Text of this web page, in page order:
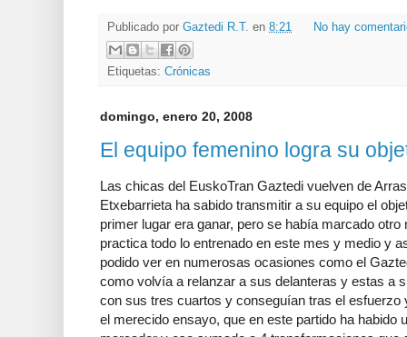
Publicado por Gaztedi R.T. en 8:21 No hay
Etiquetas: Crónicas
domingo, enero 20, 2008
El equipo femenino logra su
Las chicas del EuskoTran Gaztedi vuelven de
Etxebarrieta ha sabido transmitir a su equipo el
primer lugar era ganar, pero se había marcado
practica todo lo entrenado en este mes y medio y
podido ver en numerosas ocasiones como el
como volvía a relanzar a sus delanteras y estas a
con sus tres cuartos y conseguían tras el esfuerzo
el merecido ensayo, que en este partido ha habido